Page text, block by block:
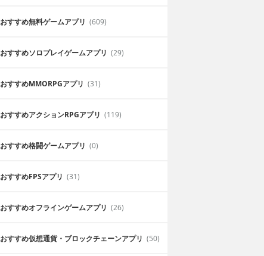
おすすめ無料ゲームアプリ (609)
おすすめソロプレイゲームアプリ (29)
おすすめ MMORPGアプリ (31)
おすすめアクションRPGアプリ (119)
おすすめ格闘ゲームアプリ (0)
おすすめFPSアプリ (31)
おすすめオフラインゲームアプリ (26)
おすすめ仮想通貨・ブロックチェーンアプリ (50)